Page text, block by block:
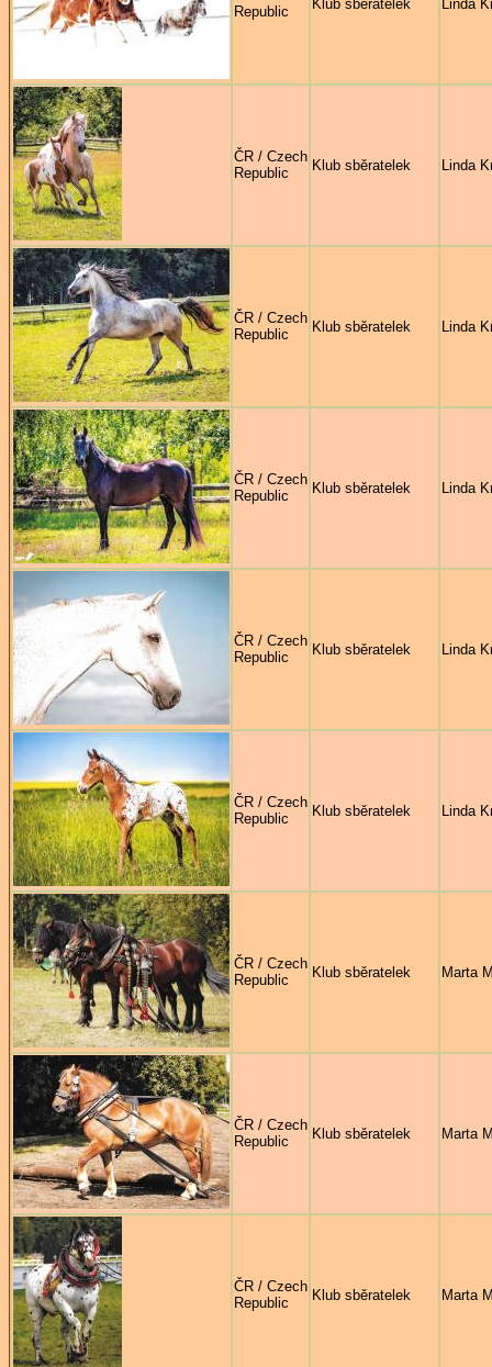
Republic
Klub sběratelek Linda
ČR / Czech
Republic
Klub sběratelek Linda
ČR / Czech
Republic
Klub sběratelek Linda
ČR / Czech
Republic
Klub sběratelek Linda
ČR / Czech
Republic
Klub sběratelek Linda
ČR / Czech
Republic
Klub sběratelek Linda
ČR / Czech
Republic
Klub sběratelek Marta
ČR / Czech
Republic
Klub sběratelek Marta
ČR / Czech
Republic
Klub sběratelek Marta